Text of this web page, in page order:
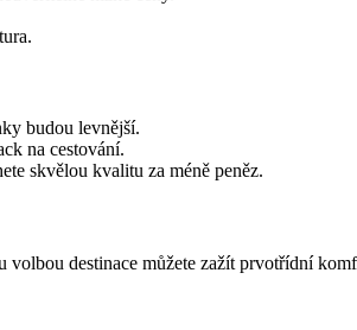
budou levnější.
na cestování.
skvělou kvalitu za méně peněz.
destinace můžete zažít prvotřídní